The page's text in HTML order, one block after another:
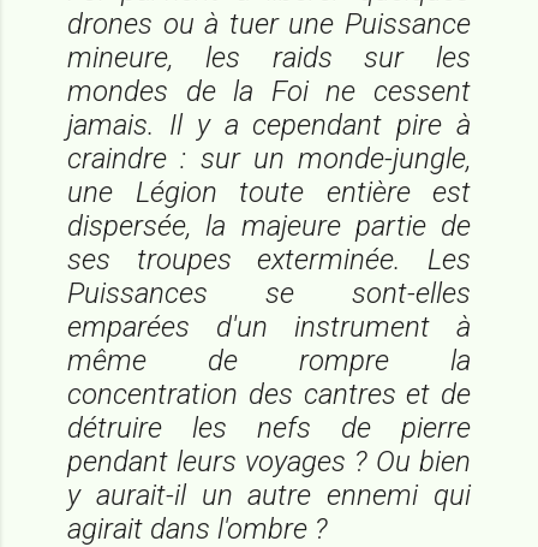
drones ou à tuer une Puissance
mineure, les raids sur les
mondes de la Foi ne cessent
jamais. Il y a cependant pire à
craindre : sur un monde-jungle,
une Légion toute entière est
dispersée, la majeure partie de
ses troupes exterminée. Les
Puissances se sont-elles
emparées d'un instrument à
même de rompre la
concentration des cantres et de
détruire les nefs de pierre
pendant leurs voyages ? Ou bien
y aurait-il un autre ennemi qui
agirait dans l'ombre ?